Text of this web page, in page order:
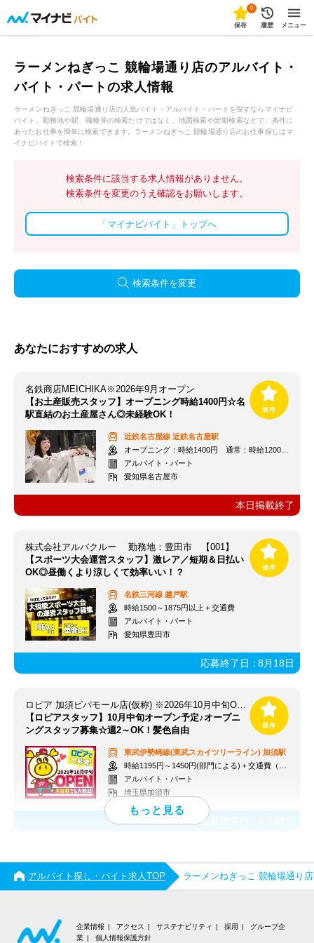
0
保存 履歴 メニュー
ラーメンねぎっこ 競輪場通り店のアルバイト・
バイト・パートの求人情報
ラーメンねぎっこ 競輪場通り店の人気バイト・アルバイト・パートを探すならマイナビ
バイト。勤務地や駅、職種等の検索だけではなく、地図検索や定期検索などで、条件に
あったお仕事を簡単に検索できます。ラーメンねぎっこ 競輪場通り店のお仕事探しはマ
イナビバイトで検索！
検索条件に該当する求人情報がありません。
検索条件を変更のうえ確認をお願いします。
「マイナビバイト」トップへ
検索条件を変更
あなたにおすすめの求人
名鉄商店MEICHIKA※2026年9月オープン
【お土産販売スタッフ】オープニング時給1400円☆名
駅直結のお土産屋さん◎未経験OK！
近鉄名古屋線 近鉄名古屋駅
オープニング：時給1400円 通常：時給1200円～＋交通費全額支給
アルバイト・パート
愛知県名古屋市
本日掲載終了
株式会社アルバクルー 勤務地：豊田市 【001】
【スポーツ大会運営スタッフ】激レア／短期＆日払い
OK◎昼働くより涼しくて効率いい！？
名鉄三河線 越戸駅
時給1500～1875円以上＋交通費
アルバイト・パート
愛知県豊田市
応募終了日：8月18日
ロピア 加須ビバモール店(仮称) ※2026年10月中旬OPEN予定
【ロピアスタッフ】10月中旬オープン予定♪オープニ
ングスタッフ募集☆週2～OK！髪色自由
東武伊勢崎線(東武スカイツリーライン) 加須駅
時給1195円～1450円(部門による)＋交通費（社内規定）
アルバイト・パート
埼玉県加須市
応募終了日：
アルバイト探し・バイト求人TOP ラーメンねぎっこ 競輪場通り
企業情報 アクセス サステナビリティ 採用
グループ企
業
個人情報保護方針